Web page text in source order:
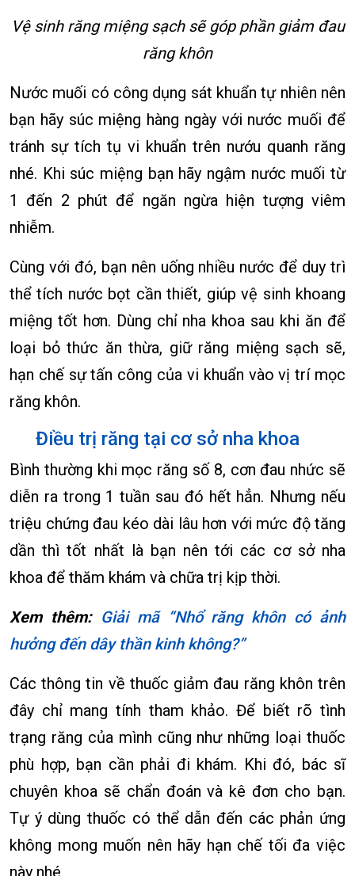
Vệ sinh răng miệng sạch sẽ góp phần giảm đau
răng khôn
Nước muối có công dụng sát khuẩn tự nhiên nên
bạn hãy súc miệng hàng ngày với nước muối để
tránh sự tích tụ vi khuẩn trên nướu quanh răng
nhé. Khi súc miệng bạn hãy ngậm nước muối từ
1 đến 2 phút để ngăn ngừa hiện tượng viêm
nhiễm.
Cùng với đó, bạn nên uống nhiều nước để duy trì
thể tích nước bọt cần thiết, giúp vệ sinh khoang
miệng tốt hơn. Dùng chỉ nha khoa sau khi ăn để
loại bỏ thức ăn thừa, giữ răng miệng sạch sẽ,
hạn chế sự tấn công của vi khuẩn vào vị trí mọc
răng khôn.
Điều trị răng tại cơ sở nha khoa
Bình thường khi mọc răng số 8, cơn đau nhức sẽ
diễn ra trong 1 tuần sau đó hết hẳn. Nhưng nếu
triệu chứng đau kéo dài lâu hơn với mức độ tăng
dần thì tốt nhất là bạn nên tới các cơ sở nha
khoa để thăm khám và chữa trị kịp thời.
Xem thêm: Giải mã “Nhổ răng khôn có ảnh
hưởng đến dây thần kinh không?”
Các thông tin về thuốc giảm đau răng khôn trên
đây chỉ mang tính tham khảo. Để biết rõ tình
trạng răng của mình cũng như những loại thuốc
phù hợp, bạn cần phải đi khám. Khi đó, bác sĩ
chuyên khoa sẽ chẩn đoán và kê đơn cho bạn.
Tự ý dùng thuốc có thể dẫn đến các phản ứng
không mong muốn nên hãy hạn chế tối đa việc
này nhé.